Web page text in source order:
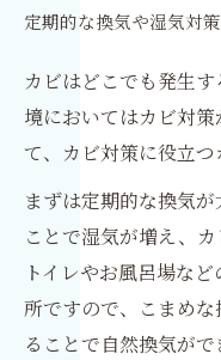
定期的な換気や湿気対
カビはどこでも発生
境においてはカビ対
て、カビ対策に役立つ
まずは定期的な換気
ことで湿気が増え、
トイレやお風呂場な
所ですので、こまめ
ることで自然換気が